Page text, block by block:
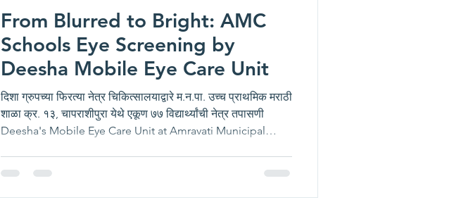
From Blurred to Bright: AMC
Schools Eye Screening by
Deesha Mobile Eye Care Unit
दिशा ग्रुपच्या फिरत्या नेत्र चिकित्सालयाद्वारे म.न.पा. उच्च प्राथमिक मराठी
शाळा क्र. १३, चापराशीपुरा येथे एकूण ७७ विद्यार्थ्यांची नेत्र तपासणी
Deesha's Mobile Eye Care Unit at Amravati Municipal
प्राथमिक मराठी शाळा क्र. १३ मध्ये दिनांक १० मार्च २०२६ रोजी
विद्यार्थ्यांसाठी विशेष नेत्र तपासणी शिबिर आयोजित करण्यात आले. या